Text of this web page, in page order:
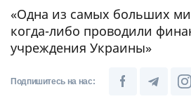
«Одна из самых больших
когда-либо проводили
учреждения Украины»
Подпишитесь на нас: